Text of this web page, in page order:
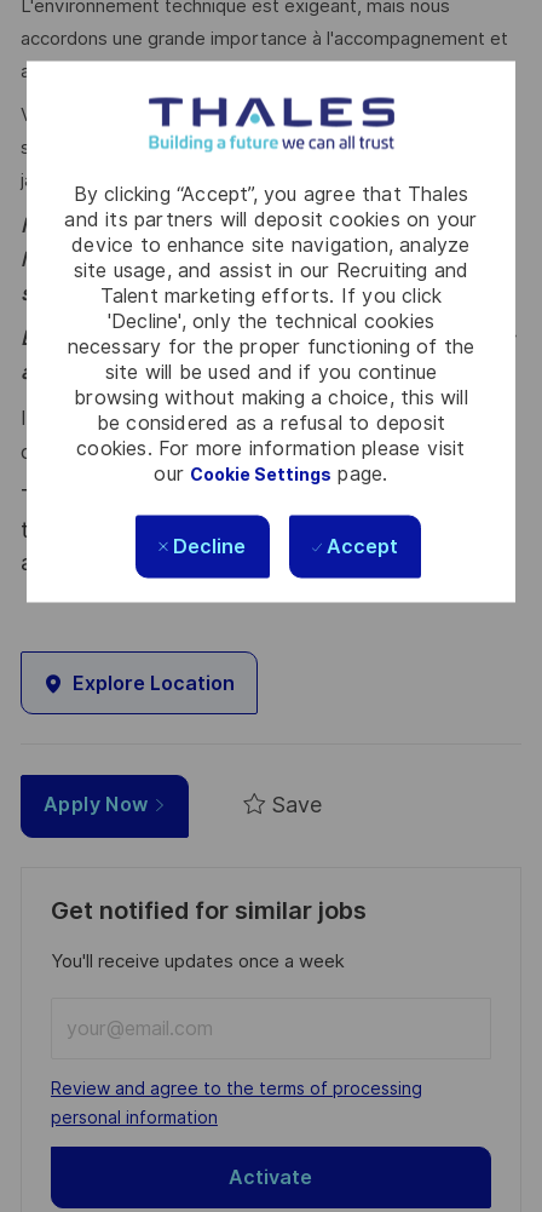
By clicking “Accept”, you agree that Thales
and its partners will deposit cookies on your
device to enhance site navigation, analyze
site usage, and assist in our Recruiting and
Talent marketing efforts. If you click
'Decline', only the technical cookies
necessary for the proper functioning of the
site will be used and if you continue
browsing without making a choice, this will
be considered as a refusal to deposit
cookies. For more information please visit
our Cookie Settings page.
Decline Accept
L'environnement technique est exigeant, mais nous
accordons une grande importance à l'accompagnement et
au développement de chacun.
Vous êtes passionné(e) par les défis techniques et
souhaitez travailler dans un monde en mouvement sans
jamais vous ennuyer ? Ce poste est pour vous!
Intégrez une Société qui valorise la diversité et
l’inclusion, où chacun(e) est reconnu(e) pour sa
singularité.
Entreprise handi-accueillante, nos postes sont ouverts
aux personnes en situation de handicap
Innovation, passion, ambition : rejoignez Thales et
créez le monde de demain, dès aujourd’hui.
Thales, entreprise Handi-Engagée, reconnait
tous les talents. La diversité est notre meilleur
atout. Postulez et rejoignez nous !
Explore Location
Apply Now Save
Get notified for similar jobs
You'll receive updates once a week
Email
address
(Required)
Required
Review and agree to the terms of processing
personal information
Activate